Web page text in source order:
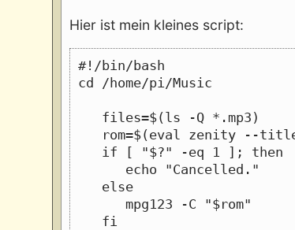
Hier ist mein kleines script:
#!/bin/bash
cd /home/pi/Music
   files=$(ls -Q *.mp3)
rom=$(eval zenity --
   if [ "$?" -eq 1 ]; then
      echo "Cancelled."
   else
      mpg123 -C "$rom"
   fi